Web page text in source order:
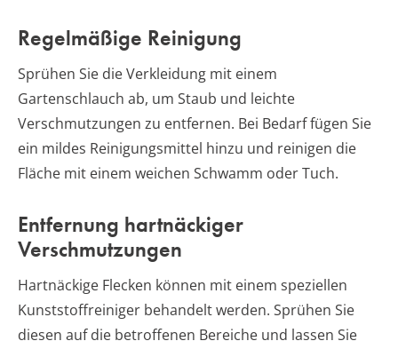
Regelmäßige Reinigung
Sprühen Sie die Verkleidung mit einem
Gartenschlauch ab, um Staub und leichte
Verschmutzungen zu entfernen. Bei Bedarf fügen Sie
ein mildes Reinigungsmittel hinzu und reinigen die
Fläche mit einem weichen Schwamm oder Tuch.
Entfernung hartnäckiger
Verschmutzungen
Hartnäckige Flecken können mit einem speziellen
Kunststoffreiniger behandelt werden. Sprühen Sie
diesen auf die betroffenen Bereiche und lassen Sie